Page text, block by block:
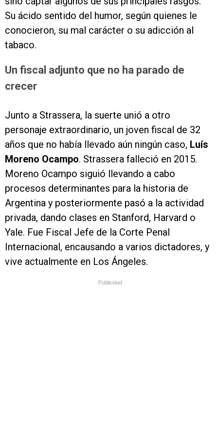
Su ácido sentido del humor, según quienes le
conocieron, su mal carácter o su adicción al
tabaco.
Un fiscal adjunto que no ha parado de
crecer
Junto a Strassera, la suerte unió a otro
personaje extraordinario, un joven fiscal de 32
años que no había llevado aún ningún caso, Luís
Moreno Ocampo. Strassera falleció en 2015.
Moreno Ocampo siguió llevando a cabo
procesos determinantes para la historia de
Argentina y posteriormente pasó a la actividad
privada, dando clases en Stanford, Harvard o
Yale. Fue Fiscal Jefe de la Corte Penal
Internacional, encausando a varios dictadores, y
vive actualmente en Los Ángeles.
Publicidad